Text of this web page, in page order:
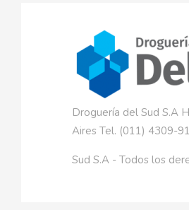
Droguería del Sud S.A
Aires Tel. (011) 4309-
Sud S.A - Todos los